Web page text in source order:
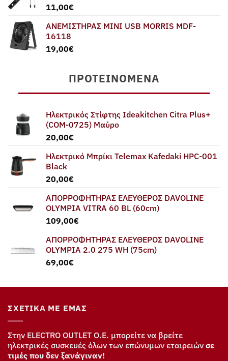
11,00€
ΑΝΕΜΙΣΤΗΡΑΣ MINI USB MORRIS MDF-
16118
19,00€
ΠΡΟΤΕΙΝΌΜΕΝΑ
Ηλεκτρικός Στίφτης Ideakitchen Citra Plus+
(COM-0725) Μαύρο
20,00€
Ηλεκτρικό Μπρίκι Telemax Kafedaki HPC-001
Black
20,00€
ΑΠΟΡΡΟΦΗΤΗΡΑΣ ΕΛΕΥΘΕΡΟΣ DAVOLINE
OLYMPIA VITRA 60 BL (60cm)
109,00€
ΑΠΟΡΡΟΦΗΤΗΡΑΣ ΕΛΕΥΘΕΡΟΣ DAVOLINE
OLYMPIA 2.0 275 WH (75cm)
69,00€
ΣΧΕΤΙΚΆ ΜΕ ΕΜΆΣ
Στην ELECTRO OUTLET Ο.Ε. μπορείτε να βρείτε
ηλεκτρικές συσκευές όλων των επώνυμων εταιρειών σε
τιμές που δεν ξανάγιναν!